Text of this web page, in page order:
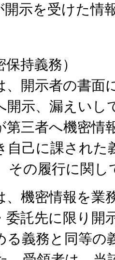
開示を受けた情
持義務）
、開示者の書
開示、漏えいし
第三者へ機密情
自己に課された
その履行に関
、機密情報を
委託先に限り
る義務と同等の